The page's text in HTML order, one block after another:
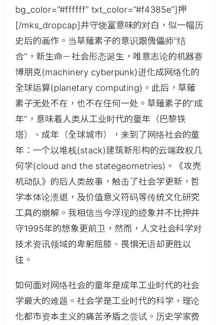
bg_color=”#ffffff” txt_color=”#f4385e”]押
[/mks_dropcap]井守饶富意味的对白，似一幅历
史后的画作。当草薙素子的意识跟傀儡师“结
合”，新生命－社会形态诞生，唯意志论的机器赛
博朋克(machinery cyberpunk)进化成网络化的
全球运算(planetary computing)。此后，草薙
素子无处不在，也不在任何一处。草薙素子的“成
年”，意味着人类从工业时代的童年（巴黎铁
塔）、成年（全球城市），来到了网络社会的童
年：一个以堆栈(stack)建筑新形构的云端政权几
何学(cloud and the stategeometries)。《攻壳
机动队》的后人类故事，触击了社会学更新，哲
学本体论溃退，及价值意义符码等传统文化研究
工具的崩解。我相信当今浮现的迹象并不比押井
守1995年的想象更前卫，然而，人文社会科学对
技术资讯领域的卑躬屈膝、畏惧无语却更胜以
往。
如何面对网络社会的童年是成年工业时代的社会
学最大的难题。社会学是工业时代的科学，理论
化都市资本主义的痛苦矛盾之尝试。历史学家费